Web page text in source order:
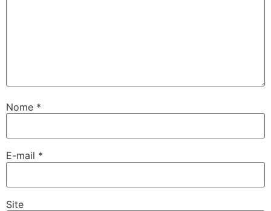
Nome *
E-mail *
Site